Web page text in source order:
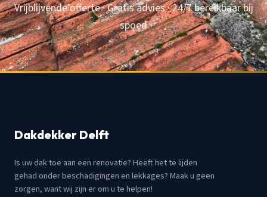
Vrijblijvende offerte · Gratis advies · 24/7 bereikbaar bij
spoed
Dakdekker Delft
Is uw dak toe aan een renovatie? Heeft het te lijden
gehad onder beschadigingen en lekkages? Maak u geen
zorgen, want wij zijn er om u te helpen!